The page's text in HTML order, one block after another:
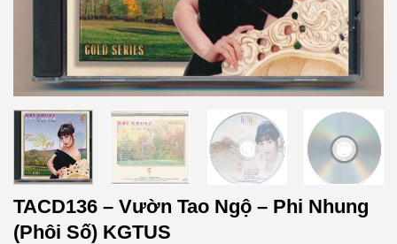
TACD136 – Vườn Tao Ngộ – Phi Nhung
(Phôi Số) KGTUS